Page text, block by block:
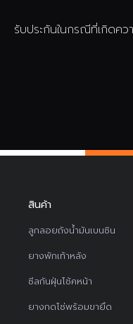
รับประกันในกรณีที่เกิดคว
สินค้า
ลูกลอยถังน้ำมันเบนซิน
ยางพักเท้าหลัง
ซีลกันฝุ่นโช้คหน้า
ยางกดโซ่พร้อมขายึด